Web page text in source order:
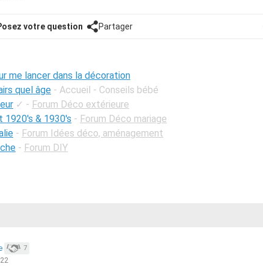
votre question Partager
me lancer dans la décoration
quel âge - Accueil - Conseils bébé
✓ - Forum Déco extérieure
1920's & 1930's - Forum Déco mariage
- Forum Idées déco, aménagement
- Forum DIY
7